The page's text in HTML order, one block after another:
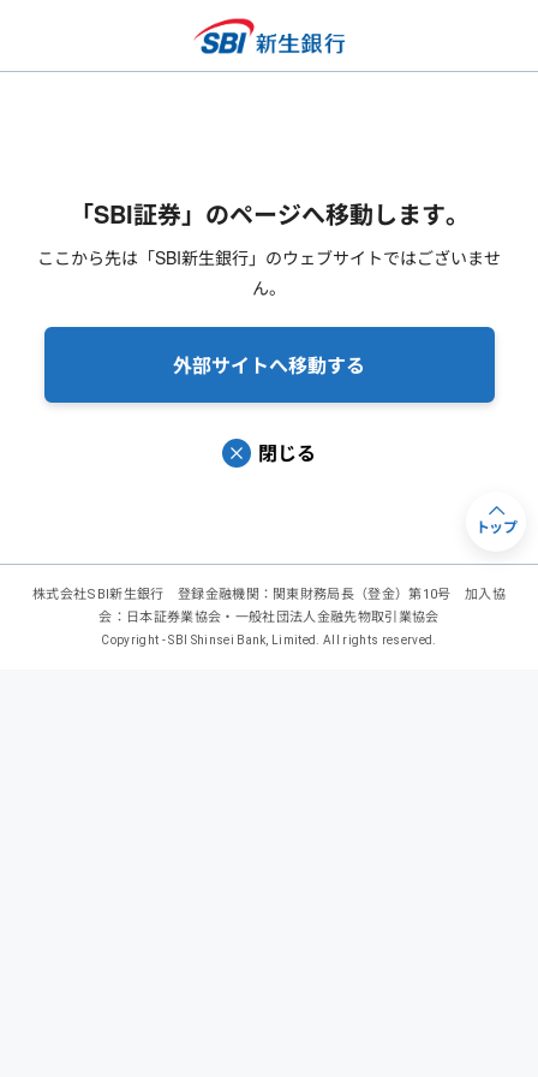
「SBI証券」のページへ移動します。
ここから先は「SBI新生銀行」のウェブサイトではございませ
ん。
外部サイトへ移動する
閉じる
株式会社SBI新生銀行 登録金融機関：関東財務局長（登金）第10号 加入協
会：日本証券業協会・一般社団法人金融先物取引業協会
Copyright - SBI Shinsei Bank, Limited. All rights reserved.
トップ